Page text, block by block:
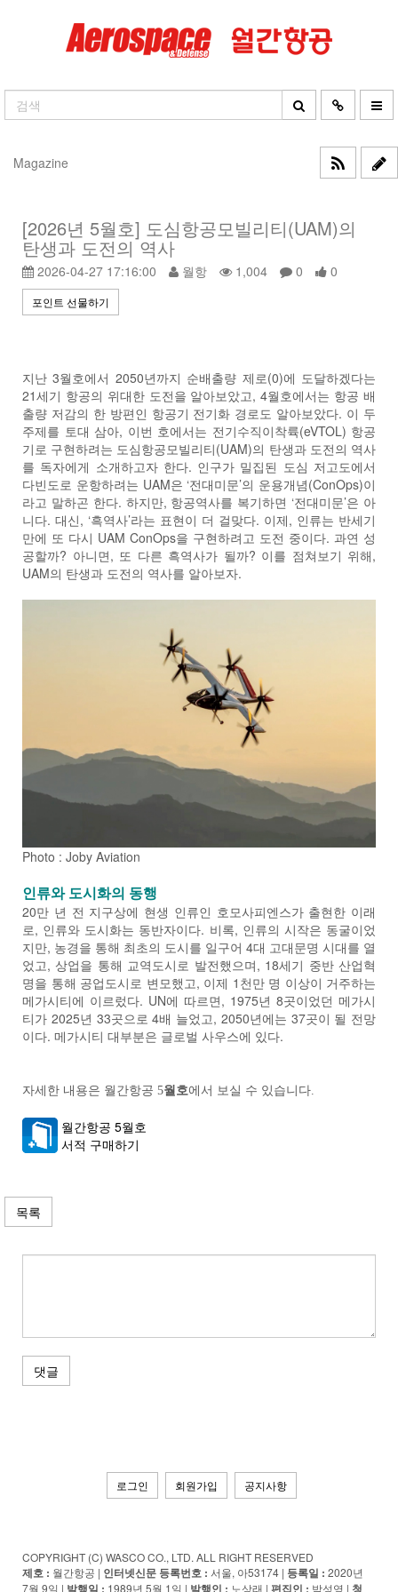
Magazine
[2026년 5월호] 도심항공모빌리티(UAM)의
탄생과 도전의 역사
2026-04-27 17:16:00 월항 1,004 0 0
포인트 선물하기
지난 3월호에서 2050년까지 순배출량 제로(0)에 도달하겠다는
21세기 항공의 위대한 도전을 알아보았고, 4월호에서는 항공 배
출량 저감의 한 방편인 항공기 전기화 경로도 알아보았다. 이 두
주제를 토대 삼아, 이번 호에서는 전기수직이착륙(eVTOL) 항공
기로 구현하려는 도심항공모빌리티(UAM)의 탄생과 도전의 역사
를 독자에게 소개하고자 한다. 인구가 밀집된 도심 저고도에서
다빈도로 운항하려는 UAM은 ‘전대미문’의 운용개념(ConOps)이
라고 말하곤 한다. 하지만, 항공역사를 복기하면 ‘전대미문’은 아
니다. 대신, ‘흑역사’라는 표현이 더 걸맞다. 이제, 인류는 반세기
만에 또 다시 UAM ConOps을 구현하려고 도전 중이다. 과연 성
공할까? 아니면, 또 다른 흑역사가 될까? 이를 점쳐보기 위해,
UAM의 탄생과 도전의 역사를 알아보자.
Photo : Joby Aviation
인류와 도시화의 동행
20만 년 전 지구상에 현생 인류인 호모사피엔스가 출현한 이래
로, 인류와 도시화는 동반자이다. 비록, 인류의 시작은 동굴이었
지만, 농경을 통해 최초의 도시를 일구어 4대 고대문명 시대를 열
었고, 상업을 통해 교역도시로 발전했으며, 18세기 중반 산업혁
명을 통해 공업도시로 변모했고, 이제 1천만 명 이상이 거주하는
메가시티에 이르렀다. UN에 따르면, 1975년 8곳이었던 메가시
티가 2025년 33곳으로 4배 늘었고, 2050년에는 37곳이 될 전망
이다. 메가시티 대부분은 글로벌 사우스에 있다.
자세한 내용은 월간항공 5월호에서 보실 수 있습니다.
월간항공 5월호
서적 구매하기
목록
댓글
로그인 회원가입 공지사항
COPYRIGHT (C) WASCO CO., LTD. ALL RIGHT RESERVED
제호 : 월간항공 | 인터넷신문 등록번호 : 서울, 아53174 | 등록일 : 2020년
7월 9일 | 발행일 : 1989년 5월 1일 | 발행인 : 노상래 | 편집인 : 박성영 | 청